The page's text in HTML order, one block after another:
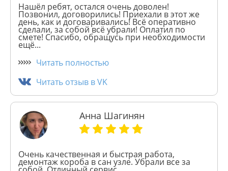
Нашёл ребят, остался очень доволен!
Позвонил, договорились! Приехали в этот же
день, как и договаривались! Всё оперативно
сделали, за собой всё убрали! Оплатил по
смете! Спасибо, обращусь при необходимости
ещё...
Читать полностью
Читать отзыв в VK
Анна Шагинян
Очень качественная и быстрая работа,
демонтаж короба в сан узле. Убрали все за